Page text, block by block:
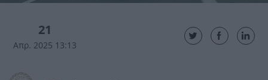
21
Απρ. 2025 13:13